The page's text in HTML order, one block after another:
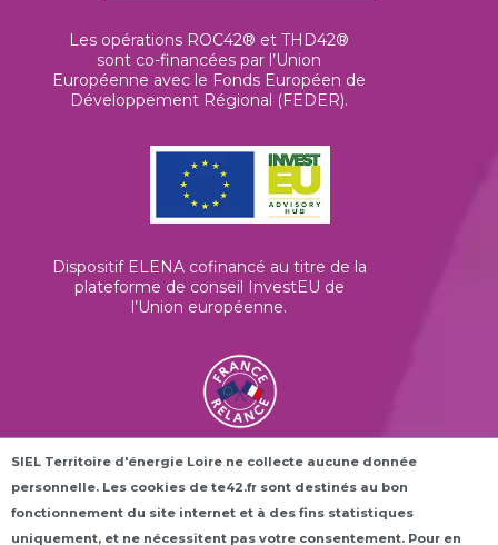
Les opérations ROC42® et THD42®
sont co-financées par l’Union
Européenne avec le Fonds Européen de
Développement Régional (FEDER).
Dispositif ELENA cofinancé au titre de la
plateforme de conseil InvestEU de
l’Union européenne.
Les horloges connectées ROC42® sont
financées dans le cadre du plan France
Relance.
SIEL Territoire d'énergie Loire ne collecte aucune donnée
personnelle. Les cookies de te42.fr sont destinés au bon
fonctionnement du site internet et à des fins statistiques
uniquement, et ne nécessitent pas votre consentement. Pour en